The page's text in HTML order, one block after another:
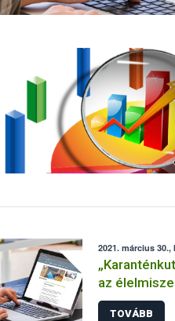
2021. március 30.,
az
a Nébih
TOVÁBB